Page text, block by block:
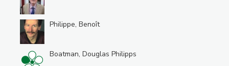
Philippe, Benoît
Boatman, Douglas Philipps